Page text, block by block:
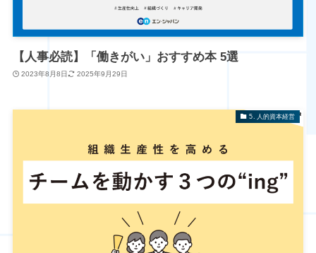
【人事必読】「働きがい」おすすめ本 5選
2023年8月8日 2025年9月29日
5. 人的資本経営